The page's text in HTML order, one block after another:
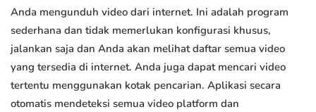
Anda mengunduh video dari internet. Ini adalah program
sederhana dan tidak memerlukan konfigurasi khusus,
jalankan saja dan Anda akan melihat daftar semua video
yang tersedia di internet. Anda juga dapat mencari video
tertentu menggunakan kotak pencarian. Aplikasi secara
otomatis mendeteksi semua video platform dan